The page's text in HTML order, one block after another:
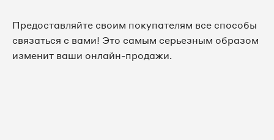
Предоставляйте своим покупателям все способы
связаться с вами! Это самым серьезным образом
изменит ваши онлайн-продажи.